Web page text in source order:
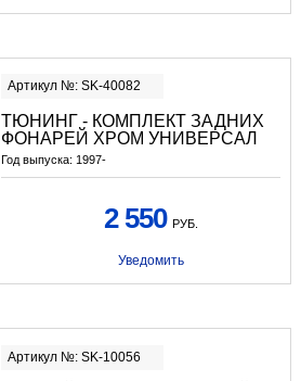
Артикул №: SK-40082
ТЮНИНГ - КОМПЛЕКТ ЗАДНИХ
ФОНАРЕЙ ХРОМ УНИВЕРСАЛ
Год выпуска: 1997-
2 550 РУБ.
Уведомить
Артикул №: SK-10056